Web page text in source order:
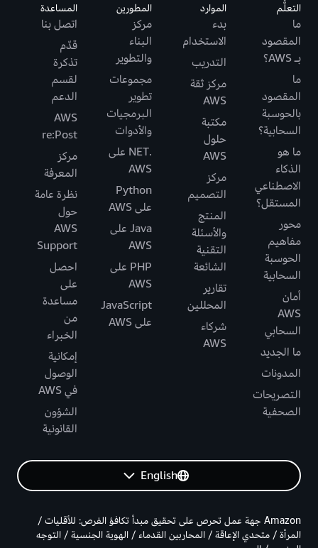
التعلُّم
ما
المقصود
بـ AWS؟
ما
المقصود
بالحوسبة
السحابية؟
ما هو
الذكاء
الاصطناعي
المستقل؟
محور
مفاهيم
الحوسبة
السحابية
أمان
AWS
السحابي
ما الجديد
المدونات
التصريحات
الصحفية
الموارد
بدء
الاستخدام
التدريب
مركز ثقة
AWS
مكتبة
حلول
AWS
مركز
التصميم
المنتج
والأسئلة
التقنية
الشائعة
تقارير
المحللين
شركاء
AWS
المطورين
مركز
البناء
والتطوير
مجموعات
تطوير
البرمجيات
والأدوات
.NET على
AWS
Python
على AWS
Java على
AWS
PHP على
AWS
JavaScript
على AWS
المساعدة
اتصل بنا
قدّم
تذكرة
لقسم
الدعم
AWS
re:Post
مركز
المعرفة
نظرة عامة
حول
AWS
Support
احصل
على
مساعدة
من
الخبراء
إمكانية
الوصول
في AWS
الشؤون
القانونية
English
Amazon جهة عمل تحرص على تحقيق مبدأ تكافؤ الفرص: للأقليات /
المرأة / متحدي الإعاقة / المحاربين القدماء / الهوية الجنسية / التوجه